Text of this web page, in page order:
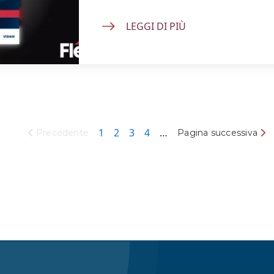
LEGGI DI PIÙ
Precedente Pagina attuale
1 Pagina
2 Pagina
3 Pagina
4 … Pagina successiva
Pagina successiva